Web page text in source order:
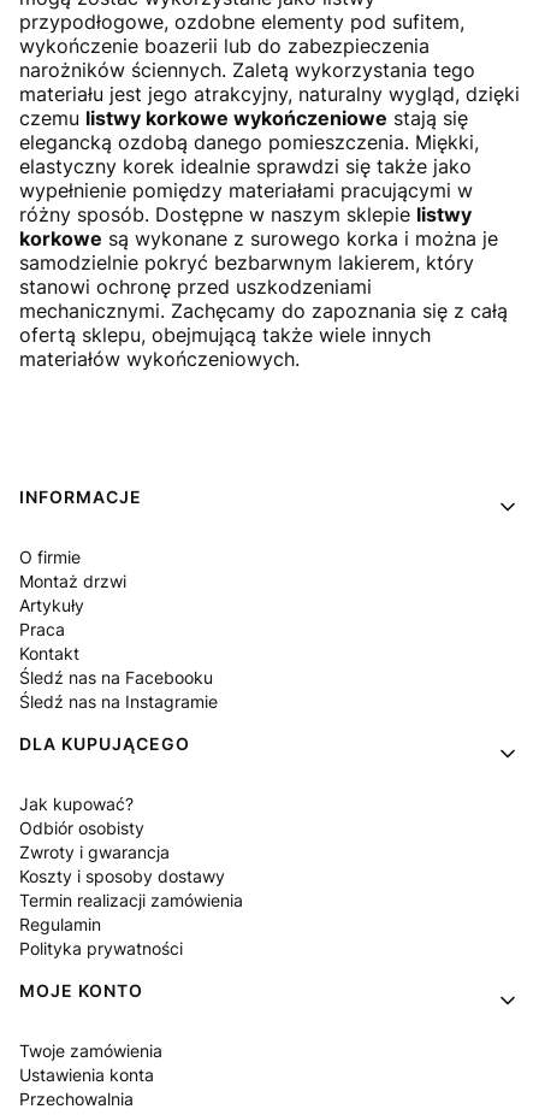
przypodłogowe, ozdobne elementy pod sufitem,
wykończenie boazerii lub do zabezpieczenia
narożników ściennych. Zaletą wykorzystania tego
materiału jest jego atrakcyjny, naturalny wygląd, dzięki
czemu listwy korkowe wykończeniowe stają się
elegancką ozdobą danego pomieszczenia. Miękki,
elastyczny korek idealnie sprawdzi się także jako
wypełnienie pomiędzy materiałami pracującymi w
różny sposób. Dostępne w naszym sklepie listwy
korkowe są wykonane z surowego korka i można je
samodzielnie pokryć bezbarwnym lakierem, który
stanowi ochronę przed uszkodzeniami
mechanicznymi. Zachęcamy do zapoznania się z całą
ofertą sklepu, obejmującą także wiele innych
materiałów wykończeniowych.
Linki w stopce
INFORMACJE
O firmie
Montaż drzwi
Artykuły
Praca
Kontakt
Śledź nas na Facebooku
Śledź nas na Instagramie
DLA KUPUJĄCEGO
Jak kupować?
Odbiór osobisty
Zwroty i gwarancja
Koszty i sposoby dostawy
Termin realizacji zamówienia
Regulamin
Polityka prywatności
MOJE KONTO
Twoje zamówienia
Ustawienia konta
Przechowalnia